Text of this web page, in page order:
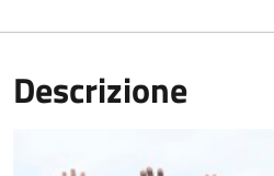
Descrizione